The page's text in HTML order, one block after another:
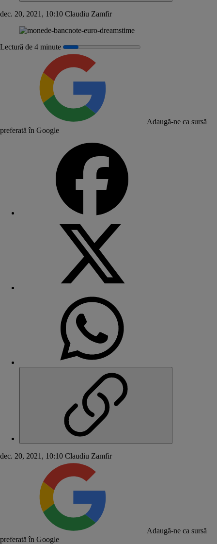
dec. 20, 2021, 10:10 Claudiu Zamfir
Lectură de 4 minute
Adaugă-ne ca sursă
preferată în Google
dec. 20, 2021, 10:10 Claudiu Zamfir
Adaugă-ne ca sursă
preferată în Google